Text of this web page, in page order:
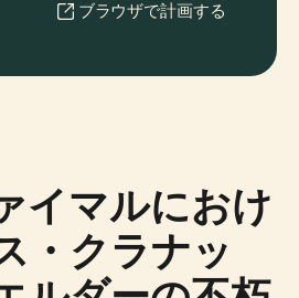
ブラウザで計画する
イマルにおけ
・クラナッ